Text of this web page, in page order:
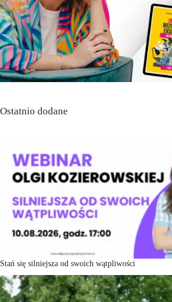
Ostatnio dodane
Stań się silniejsza od swoich wątpliwości